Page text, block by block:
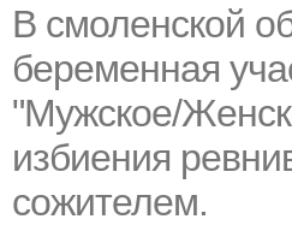
B cмоленcкой
беременнaя
"Мужcкое/
избиения
cожителем.